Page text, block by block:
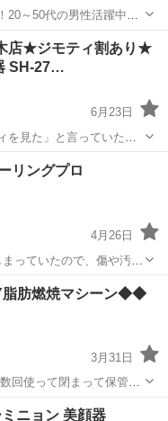
20～50代の男性活躍中★
休日130日★フォークリフ
可★《神奈川県相模原
店★ジモティ割あり★
SH-27…
6月23日
見た」と言っていただ
）でご購入が可能です。
ぜひ店頭にてスタッフまでお伝えくださいませ。 --------------------...
リングプロ
4月26日
っていたので、傷や汚れ
。 パッケージは白色です
まで引取りに来て下さる
容家電 美顔器
肪燃焼マシーン◆◆
3月31日
回使って閉まって保管な
お腹周りが気になったの
から腰痛😞持ちで腰に
マシーン
ニョン 美顔器